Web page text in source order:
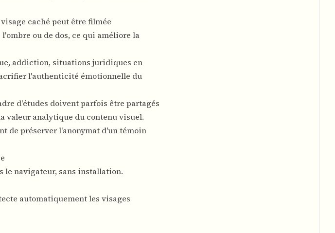
caché peut être filmée
ou de dos, ce qui améliore la
addiction, situations juridiques en
l'authenticité émotionnelle du
d'études doivent parfois être partagés
valeur analytique du contenu visuel.
de préserver l'anonymat d'un témoin
le navigateur, sans installation.
automatiquement les visages